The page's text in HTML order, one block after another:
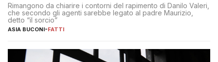
Rimangono da chiarire i contorni del rapimento di Danilo Valeri,
che secondo gli agenti sarebbe legato al padre Maurizio,
detto “il sorcio”
ASIA BUCONI-FATTI